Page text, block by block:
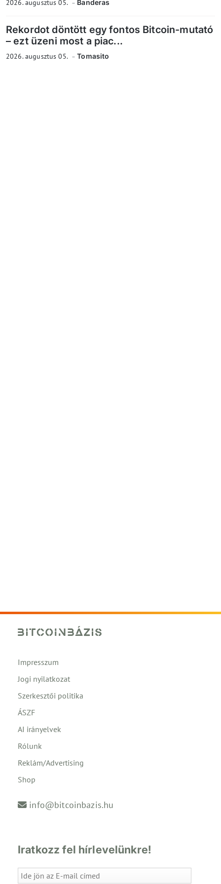
2026. augusztus 05. Banderas
Rekordot döntött egy fontos Bitcoin-mutató
– ezt üzeni most a piac...
2026. augusztus 05. Tomasito
Impresszum
Jogi nyilatkozat
Szerkesztői politika
ÁSZF
AI irányelvek
Rólunk
Reklám/Advertising
Shop
info@bitcoinbazis.hu
Iratkozz fel hírlevelünkre!